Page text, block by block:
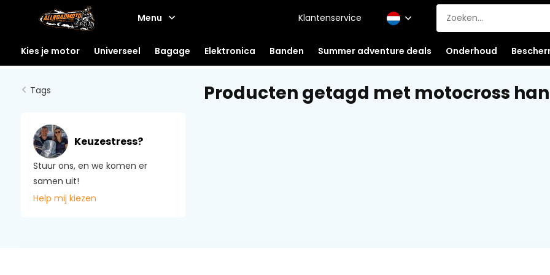
Menu Klantenservice
Kies je motor Universeel Bagage Elektronica Banden Summer adventure deals Onderhoud
Tags
Keuzestress?
Stuur ons, en we komen er
samen uit!
Help mij kiezen
Producten getagd met motocross